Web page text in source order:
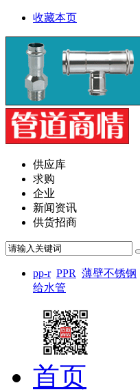
收藏本页
供应库
求购
企业
新闻资讯
供货招商
pp-r PPR 薄壁不锈钢
给水管
首页